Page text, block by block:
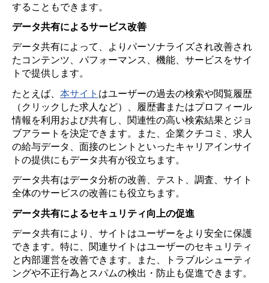
することもできます。
データ共有によるサービス改善
データ共有によって、よりパーソナライズされ改善され
たコンテンツ、パフォーマンス、機能、サービスをサイ
トで提供します。
たとえば、 本サイト はユーザーの過去の検索や閲覧履歴
（クリックした求人など）、履歴書またはプロフィール
情報を利用および共有し、関連性の高い検索結果とジョ
ブアラートを決定できます。また、企業クチコミ、求人
の給与データ、面接のヒントといったキャリアインサイ
トの提供にもデータ共有が役立ちます。
データ共有はデータ分析の改善、テスト、調査、サイト
全体のサービスの改善にも役立ちます。
データ共有によるセキュリティ向上の促進
データ共有により、サイトはユーザーをより安全に保護
できます。特に、関連サイトはユーザーのセキュリティ
と内部運営を改善できます。また、トラブルシューティ
ングや不正行為とスパムの検出・防止も促進できます。